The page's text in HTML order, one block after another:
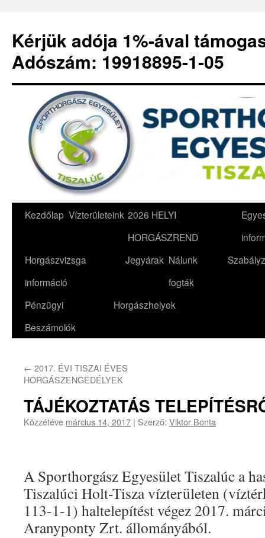
Kérjük adója 1%-ával
Adószám: 19918895-1-05
Kilépés
tartalomba
Kezdőlap Vízterületeink 2026 HELYI
HORGÁSZREND
Horgászvizsga
információ
Jegyárak Nálunk
fogták
Pénzügyi
Beszámolók
Horgászhelyek
← 2017. ÉVI TISZAI ÉVES
HORGÁSZENGEDÉLYEK
TÁJÉKOZTATÁS
Közzétéve március 14, 2017 | Szerző: Viktor Bonta
A Sporthorgász Egyesület Tiszalúc a
Tiszalúci Holt-Tisza vízterületen
113-1-1) haltelepítést végez 2017.
Aranyponty Zrt. állományából.